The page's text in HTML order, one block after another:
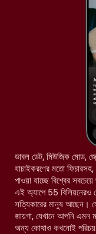
ডাবল ডেট, মিউজিক মোড,
যাচাইকরণের মতো
পাওয়া যাচ্ছে বিশ্বের
এই অ্যাপে 55 বিলিয়নেরও
সত্যিকারের মানুষ আছেন।
জায়গা, যেখানে আপনি এমন
অন্য কোথাও কখনোই পরিচয়